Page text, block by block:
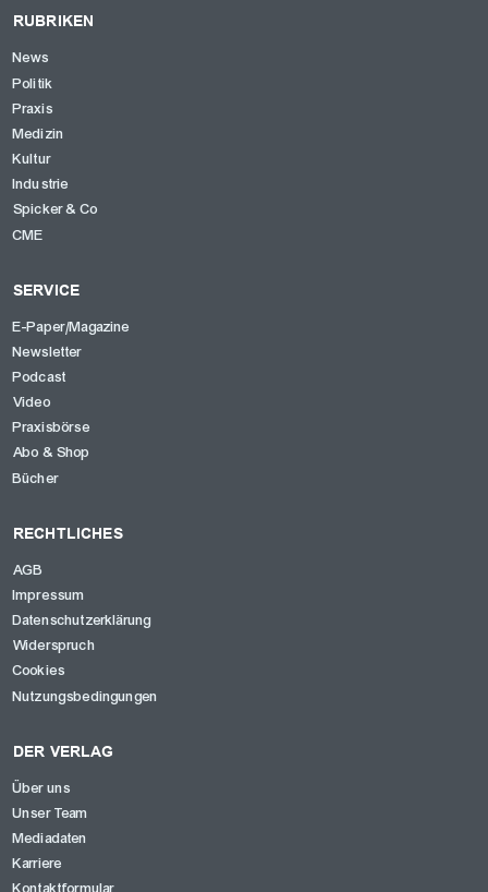
RUBRIKEN
News
Politik
Praxis
Medizin
Kultur
Industrie
Spicker & Co
CME
SERVICE
E-Paper/Magazine
Newsletter
Podcast
Video
Praxisbörse
Abo & Shop
Bücher
RECHTLICHES
AGB
Impressum
Datenschutzerklärung
Widerspruch
Cookies
Nutzungsbedingungen
DER VERLAG
Über uns
Unser Team
Mediadaten
Karriere